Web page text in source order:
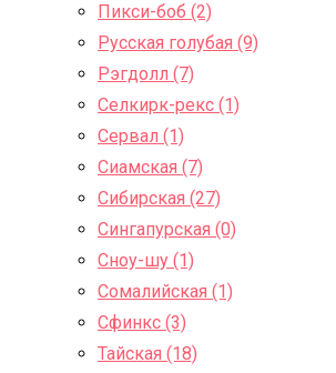
Пикси-боб (2)
Русская голубая (9)
Рэгдолл (7)
Селкирк-рекс (1)
Сервал (1)
Сиамская (7)
Сибирская (27)
Сингапурская (0)
Сноу-шу (1)
Сомалийская (1)
Сфинкс (3)
Тайская (18)